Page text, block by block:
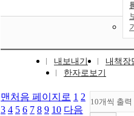
내보내기
내책장
한자로보기
10개씩 출력
맨처음 페이지로 1 2
3 4 5 6 7 8 9 10 다음